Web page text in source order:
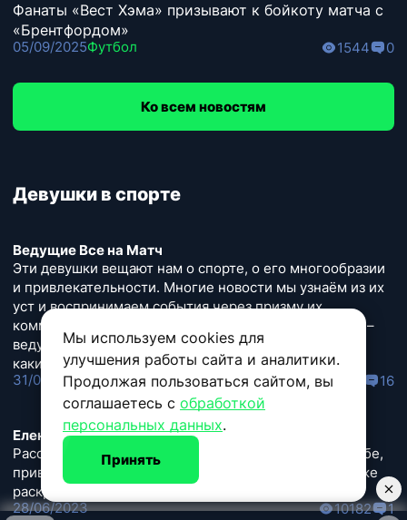
Мы используем cookies для
улучшения работы сайта и аналитики.
Продолжая пользоваться сайтом, вы
соглашаетесь с обработкой
персональных данных.
Принять
Фанаты «Вест Хэма» призывают к бойкоту матча с
«Брентфордом»
05/09/2025Футбол 1544 0
Ко всем новостям
Девушки в спорте
Ведущие Все на Матч
Эти девушки вещают нам о спорте, о его многообразии
и привлекательности. Многие новости мы узнаём из их
уст и воспринимаем события через призму их
комментариев, но много ли мы знаем об этих людях –
ведущих на «Матч ТВ»? Кто они и как стали теми,
какими мы их видим сейчас?
31/08/2023
92691 16
Елена Вяльбе
Рассказываем про российскую лыжницу Елену Вяльбе,
приводим её биографию, спортивные заслуги, а также
раскрываем открытые данные о личной жизни.
28/06/2023
10182 1